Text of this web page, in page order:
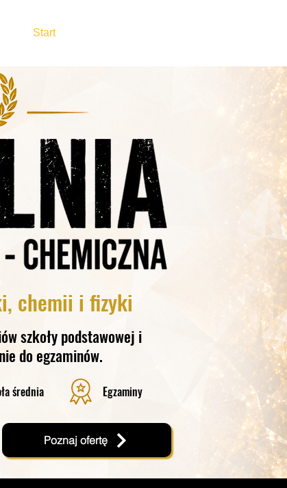
Start
chemii i fizyki
szkoły podstawowej i
do egzaminów.
średnia Egzaminy
Poznaj ofertę